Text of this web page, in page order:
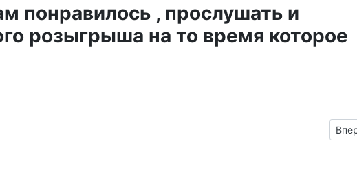
понравилось , прослушать и
розыгрыша на то время которое